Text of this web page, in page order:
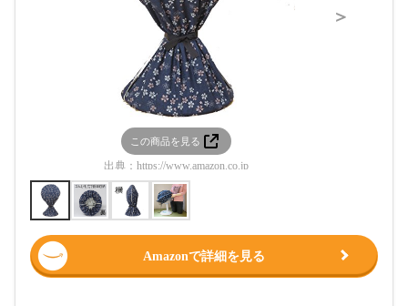
この商品を見る
出典： https://www.amazon.co.jp
＞
Amazonで詳細を見る